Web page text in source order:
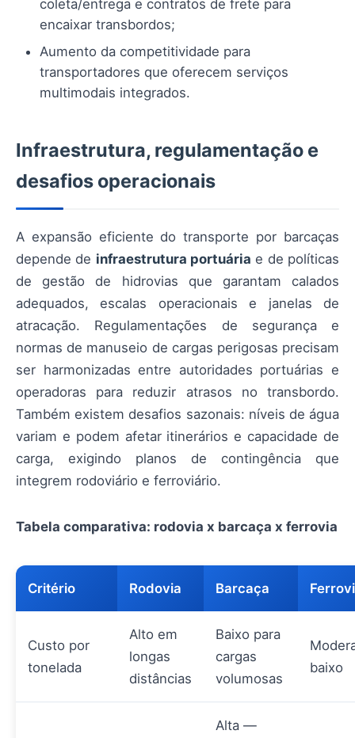
coleta/entrega e contratos de frete para
encaixar transbordos;
Aumento da competitividade para
transportadores que oferecem serviços
multimodais integrados.
Infraestrutura, regulamentação e
desafios operacionais
A expansão eficiente do transporte por barcaças
depende de infraestrutura portuária e de políticas
de gestão de hidrovias que garantam calados
adequados, escalas operacionais e janelas de
atracação. Regulamentações de segurança e
normas de manuseio de cargas perigosas precisam
ser harmonizadas entre autoridades portuárias e
operadoras para reduzir atrasos no transbordo.
Também existem desafios sazonais: níveis de água
variam e podem afetar itinerários e capacidade de
carga, exigindo planos de contingência que
integrem rodoviário e ferroviário.
Tabela comparativa: rodovia x barcaça x ferrovia
Critério Rodovia Barcaça
Custo por
tonelada
Alto em
longas
distâncias
Baixo para
cargas
volumosas
baixo
Alta —